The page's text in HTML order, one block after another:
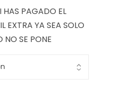
HAS PAGADO EL
EXTRA YA SEA SOLO
NO SE PONE